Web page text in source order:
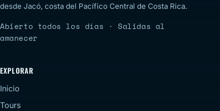
desde Jacó, costa del Pacífico Central de Costa Rica.
Abierto todos los días · Salidas al
amanecer
EXPLORAR
Inicio
Tours